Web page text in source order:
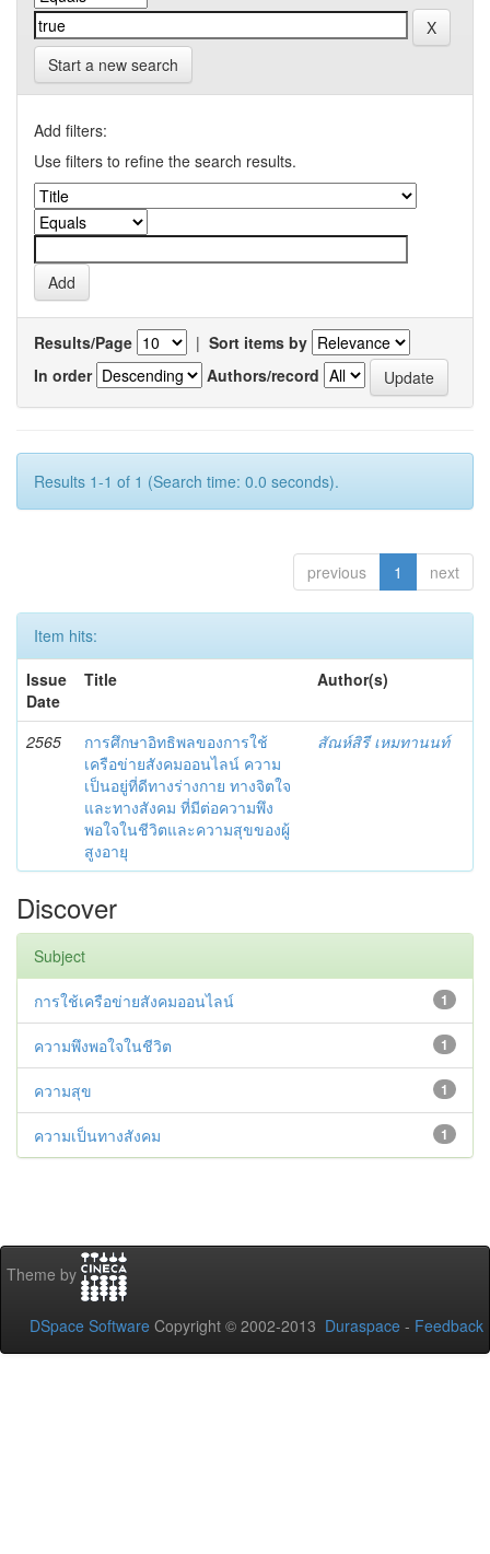
Start a new search
Add filters:
Use filters to refine the search results.
Results/Page | Sort items by
In order
Authors/record
Results 1-1 of 1 (Search time: 0.0 seconds).
previous 1 next
Item hits:
Issue
Date
Title Author(s)
2565
การศึกษาอิทธิพลของการใช้
เครือข่ายสังคมออนไลน์ ความ
เป็นอยู่ที่ดีทางร่างกาย ทางจิตใจ
และทางสังคม ที่มีต่อความพึง
พอใจในชีวิตและความสุขของผู้
สูงอายุ
สัณห์สิรี เหมทานนท์
Discover
Subject
1
การใช้เครือข่ายสังคมออนไลน์
1
ความพึงพอใจในชีวิต
1
ความสุข
1
ความเป็นทางสังคม
Theme by
DSpace Software Copyright © 2002-2013 Duraspace - Feedback